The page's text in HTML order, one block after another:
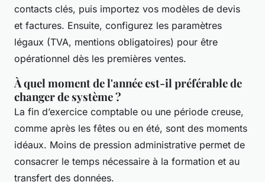
contacts clés, puis importez vos modèles de devis
et factures. Ensuite, configurez les paramètres
légaux (TVA, mentions obligatoires) pour être
opérationnel dès les premières ventes.
À quel moment de l'année est-il préférable de
changer de système ?
La fin d’exercice comptable ou une période creuse,
comme après les fêtes ou en été, sont des moments
idéaux. Moins de pression administrative permet de
consacrer le temps nécessaire à la formation et au
transfert des données.